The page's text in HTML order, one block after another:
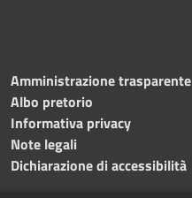
Amministrazione trasparente
Albo pretorio
Informativa privacy
Note legali
Dichiarazione di accessibilità